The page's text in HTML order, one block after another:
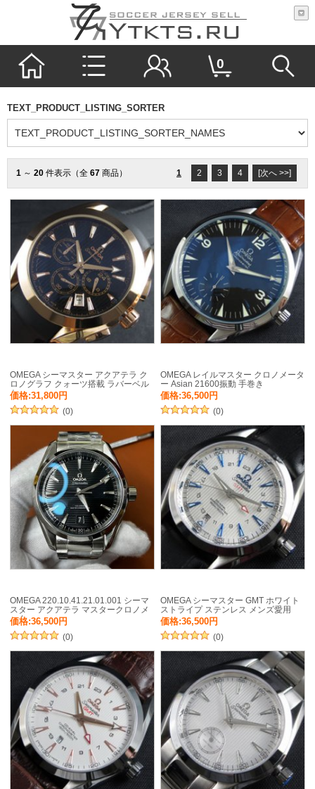
0
TEXT_PRODUCT_LISTING_SORTER
1 ～ 20 件表示（全 67 商品） 1 2 3 4 [次へ >>]
OMEGA シーマスター アクアテラ ク
ロノグラフ クォーツ搭載 ラバーベル
ト
価格:31,800円
(0)
OMEGA レイルマスター クロノメータ
ー Asian 21600振動 手巻き
価格:36,500円
(0)
OMEGA 220.10.41.21.01.001 シーマ
スター アクアテラ マスタークロノメ
ーター
価格:36,500円
(0)
OMEGA シーマスター GMT ホワイト
ストライプ ステンレス メンズ愛用
価格:36,500円
(0)